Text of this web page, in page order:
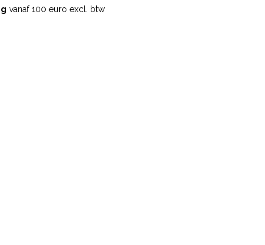
vanaf 100 euro excl. btw